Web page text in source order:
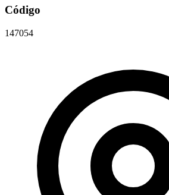
Código
147054